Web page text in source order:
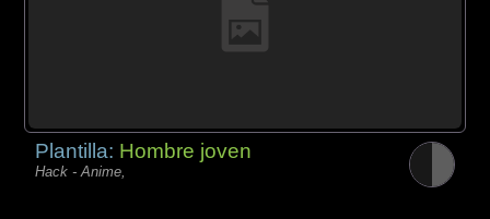
Plantilla: Hombre joven
Hack - Anime,